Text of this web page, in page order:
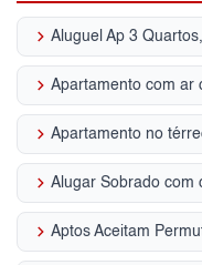
keyboard_arrow_right Aluguel Ap 3
keyboard_arrow_right
keyboard_arrow_right Apartamento no
keyboard_arrow_right Alugar Sobrado com
keyboard_arrow_right Aptos Aceitam